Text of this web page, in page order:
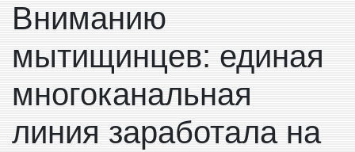
Вниманию
мытищинцев: единая
многоканальная
линия заработала на